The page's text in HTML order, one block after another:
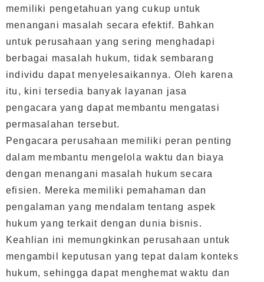
memiliki pengetahuan yang cukup untuk
menangani masalah secara efektif. Bahkan
untuk perusahaan yang sering menghadapi
berbagai masalah hukum, tidak sembarang
individu dapat menyelesaikannya. Oleh karena
itu, kini tersedia banyak layanan jasa
pengacara yang dapat membantu mengatasi
permasalahan tersebut.
Pengacara perusahaan memiliki peran penting
dalam membantu mengelola waktu dan biaya
dengan menangani masalah hukum secara
efisien. Mereka memiliki pemahaman dan
pengalaman yang mendalam tentang aspek
hukum yang terkait dengan dunia bisnis.
Keahlian ini memungkinkan perusahaan untuk
mengambil keputusan yang tepat dalam konteks
hukum, sehingga dapat menghemat waktu dan